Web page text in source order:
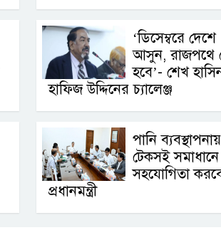
‘ডিসেম্বরে দেশে
আসুন, রাজপথে
হবে’- শেখ
হাফিজ উদ্দিনের চ্যালেঞ্জ
পানি ব্যবস্থাপনায়
টেকসই সমাধানে
সহযোগিতা
প্রধানমন্ত্রী